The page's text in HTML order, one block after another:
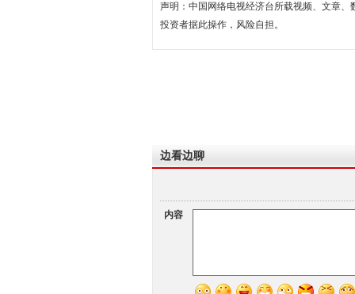
声明：中国网络电视经济台所载视频、文章
投资者据此操作，风险自担。
边看边聊
内容